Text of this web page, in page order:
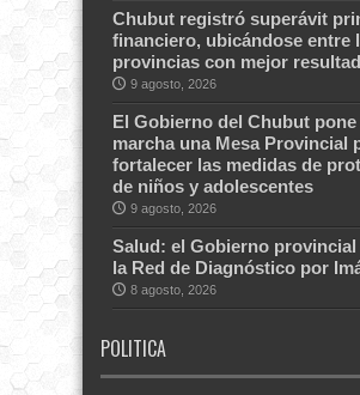
Chubut registró superávit
financiero, ubicándose entre
provincias con mejor
9 agosto, 2026
El Gobierno del Chubut pone
marcha una Mesa Provincial
fortalecer las medidas de
de niños y adolescentes
9 agosto, 2026
Salud: el Gobierno
la Red de Diagnóstico por
8 agosto, 2026
POLITICA